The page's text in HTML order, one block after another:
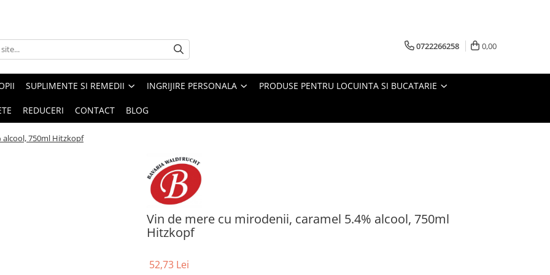
0722266258 0,00
SUPLIMENTE SI REMEDII INGRIJIRE PERSONALA PRODUSE PENTRU LOCUINTA SI BUCATARIE
REDUCERI CONTACT BLOG
alcool, 750ml Hitzkopf
Vin de mere cu mirodenii, caramel 5.4% alcool, 750ml
Hitzkopf
52,73 Lei